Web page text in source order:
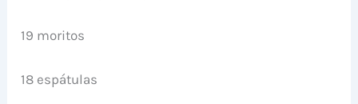
19 moritos
18 espátulas